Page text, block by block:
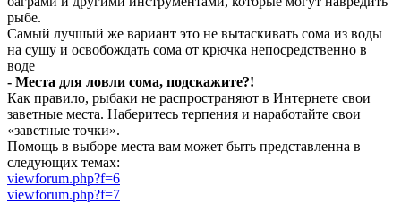
рыбе.
Самый лучшый же вариант это не вытаскивать сома из воды
на сушу и освобождать сома от крючка непосредственно в
воде
- Места для ловли сома, подскажите?!
Как правило, рыбаки не распространяют в Интернете свои
заветные места. Наберитесь терпения и наработайте свои
«заветные точки».
Помощь в выборе места вам может быть представленна в
следующих темах:
viewforum.php?f=6
viewforum.php?f=7